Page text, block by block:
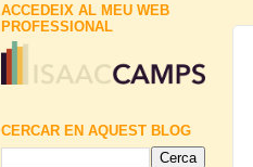
ACCEDEIX AL MEU WEB
PROFESSIONAL
CERCAR EN AQUEST BLOG